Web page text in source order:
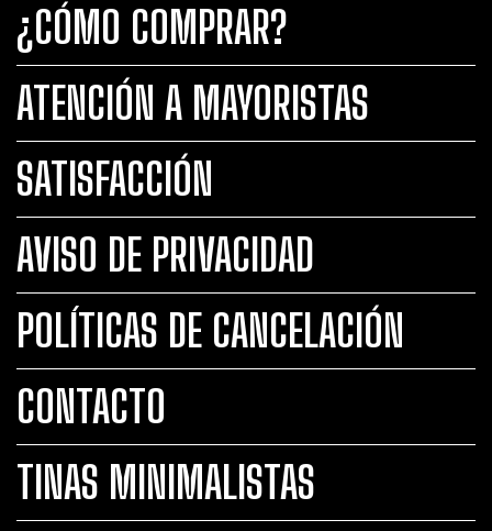
¿CÓMO COMPRAR?
ATENCIÓN A MAYORISTAS
SATISFACCIÓN
AVISO DE PRIVACIDAD
POLÍTICAS DE CANCELACIÓN
CONTACTO
TINAS MINIMALISTAS